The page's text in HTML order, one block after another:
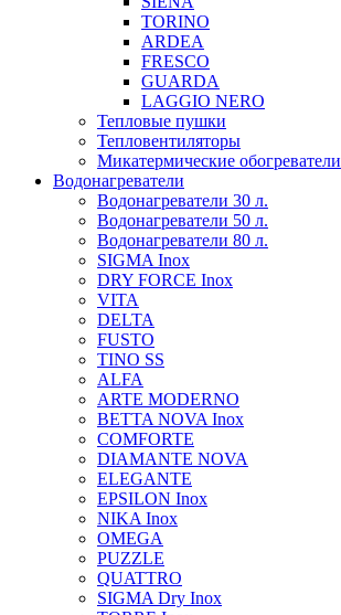
TORINO
ARDEA
FRESCO
GUARDA
LAGGIO NERO
Тепловые пушки
Тепловентиляторы
Микатермические обогреватели
Водонагреватели
Водонагреватели 30 л.
Водонагреватели 50 л.
Водонагреватели 80 л.
SIGMA Inox
DRY FORCE Inox
VITA
DELTA
FUSTO
TINO SS
ALFA
ARTE MODERNO
BETTA NOVA Inox
COMFORTE
DIAMANTE NOVA
ELEGANTE
EPSILON Inox
NIKA Inox
OMEGA
PUZZLE
QUATTRO
SIGMA Dry Inox